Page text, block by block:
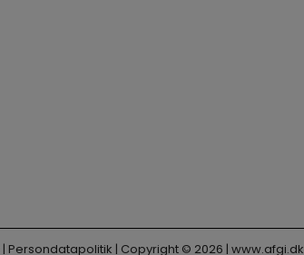
| Persondatapolitik | Copyright © 2026 | www.afgi.dk